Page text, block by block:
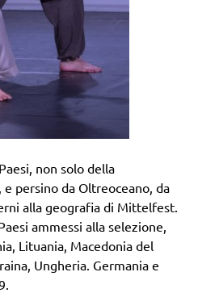
non solo della
persino da Oltreoceano, da
alla geografia di Mittelfest.
ammessi alla selezione,
Lituania, Macedonia del
Ungheria. Germania e